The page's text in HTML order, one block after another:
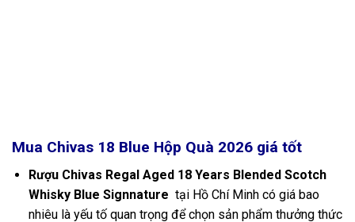
Mua Chivas 18 Blue Hộp Quà 2026 giá tốt
Rượu Chivas Regal Aged 18 Years Blended Scotch
Whisky Blue Signnature tại Hồ Chí Minh có giá bao
nhiêu là yếu tố quan trọng để chọn sản phẩm thưởng thức